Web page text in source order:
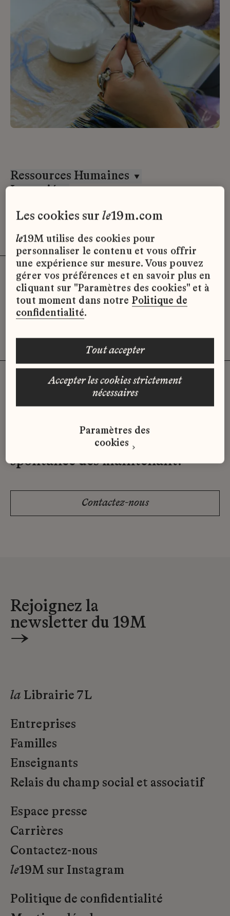
Ressources Humaines
Lemarié
Désolé, il semble qu’il n’y ait pas
d’offres d’emploi disponibles pour le
moment.
Vous n'avez pas trouvé d'offre
qui correspond à votre profil ?
Envoyez-nous votre candidature
spontanée dès maintenant.
Contactez-nous
Rejoignez la
newsletter du 19M
→
la Librairie 7L
Entreprises
Familles
Enseignants
Relais du champ social et associatif
Espace presse
Carrières
Contactez-nous
le19M sur Instagram
Politique de confidentialité
les cookies surle19m.com
le19M utilise des cookies pour
personnaliser le contenu et vous offrir
une expérience sur mesure. Vous pouvez
gérer vos préférences et en savoir plus en
cliquant sur "Paramètres des cookies" et à
tout moment dans notre Politique de
confidentialité.
accepter les cookies strictement
nécessaires
tout accepter
Paramètres des
cookies